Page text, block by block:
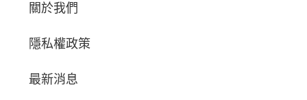
關於我們
隱私權政策
最新消息